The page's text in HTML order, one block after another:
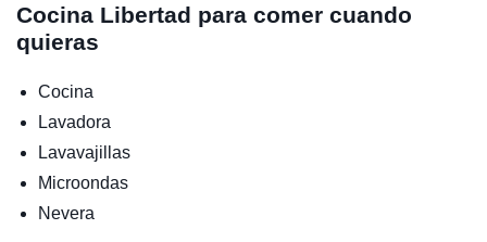
Cocina Libertad para comer cuando
quieras
Cocina
Lavadora
Lavavajillas
Microondas
Nevera